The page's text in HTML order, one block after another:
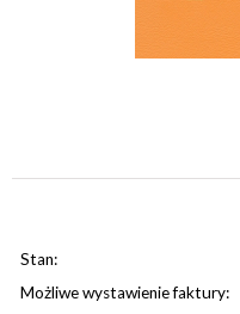
Stan:
Możliwe wystawienie faktury: